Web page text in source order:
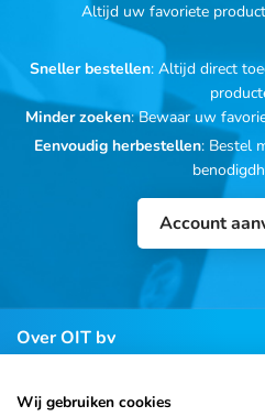
Altijd uw favoriete
Sneller bestellen: Altijd direct
Minder zoeken: Bewaar uw
Eenvoudig herbestellen: Bestel
Account
Over OIT bv
Klantenservice
Wij gebruiken cookies